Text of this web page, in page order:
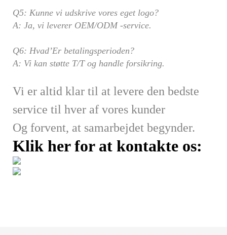
Q5: Kunne vi udskrive vores eget logo?
A: Ja, vi leverer OEM/ODM -service.
Q6: Hvad’Er betalingsperioden?
A: Vi kan støtte T/T og handle forsikring.
Vi er altid klar til at levere den bedste
service til hver af vores kunder
Og forvent, at samarbejdet begynder.
Klik her for at kontakte os: